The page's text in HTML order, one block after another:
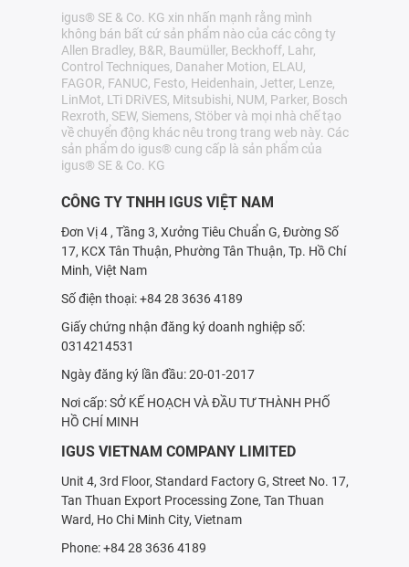
igus® SE & Co. KG xin nhấn mạnh rằng mình
không bán bất cứ sản phẩm nào của các công ty
Allen Bradley, B&R, Baumüller, Beckhoff, Lahr,
Control Techniques, Danaher Motion, ELAU,
FAGOR, FANUC, Festo, Heidenhain, Jetter, Lenze,
LinMot, LTi DRiVES, Mitsubishi, NUM, Parker, Bosch
Rexroth, SEW, Siemens, Stöber và mọi nhà chế tạo
về chuyển động khác nêu trong trang web này. Các
sản phẩm do igus® cung cấp là sản phẩm của
igus® SE & Co. KG
CÔNG TY TNHH IGUS VIỆT NAM
Đơn Vị 4 , Tầng 3, Xưởng Tiêu Chuẩn G, Đường Số
17, KCX Tân Thuận, Phường Tân Thuận, Tp. Hồ Chí
Minh, Việt Nam
Số điện thoại: +84 28 3636 4189
Giấy chứng nhận đăng ký doanh nghiệp số:
0314214531
Ngày đăng ký lần đầu: 20-01-2017
Nơi cấp: SỞ KẾ HOẠCH VÀ ÐẦU TƯ THÀNH PHỐ
HỒ CHÍ MINH
IGUS VIETNAM COMPANY LIMITED
Unit 4, 3rd Floor, Standard Factory G, Street No. 17,
Tan Thuan Export Processing Zone, Tan Thuan
Ward, Ho Chi Minh City, Vietnam
Phone: +84 28 3636 4189